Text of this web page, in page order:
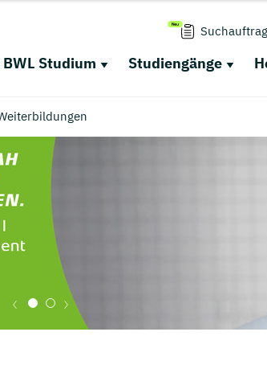
Suchauftrag
BWL Studium Studiengänge